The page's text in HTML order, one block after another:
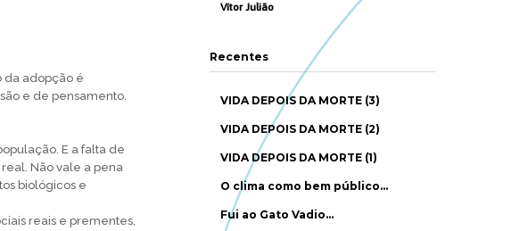
da adopção é
e de pensamento.
E a falta de
Não vale a pena
biológicos e
reais e prementes,
Vítor Julião
Recentes
VIDA DEPOIS DA MORTE (3)
VIDA DEPOIS DA MORTE (2)
VIDA DEPOIS DA MORTE (1)
O clima como bem público…
Fui ao Gato Vadio…